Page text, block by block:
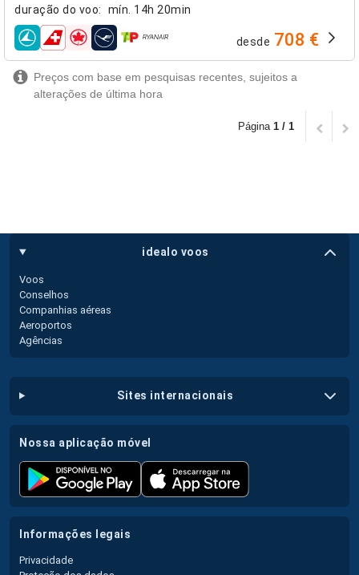
duração do voo: mín. 14h 20min
companhias aéreas desde 708 €
Preços com base em pesquisas recentes, sujeitos a
alterações de última hora
Página 1 / 1
idealo voos
Voos
Conselhos
Companhias aéreas
Aeroportos
Agências
sites internacionais
nossa aplicação móvel
informações legais
Privacidade